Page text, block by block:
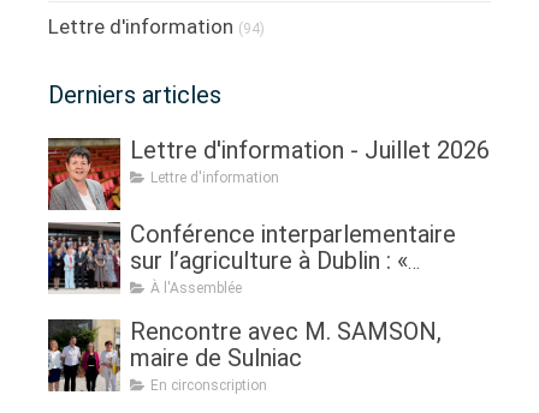
Lettre d'information (94)
Derniers articles
Lettre d'information - Juillet 2026
Lettre d'information
Conférence interparlementaire
sur l’agriculture à Dublin : «
Assurer l'avenir de l'agriculture, de
Renouveau générationnel,
femmes dans l'agriculture et
sécurité alimentaire »
À l'Assemblée
Rencontre avec M. SAMSON,
maire de Sulniac
En circonscription